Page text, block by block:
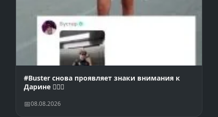
#Buster снова проявляет знаки внимания к
Дарине 👩‍❤️‍👨
08.08.2026